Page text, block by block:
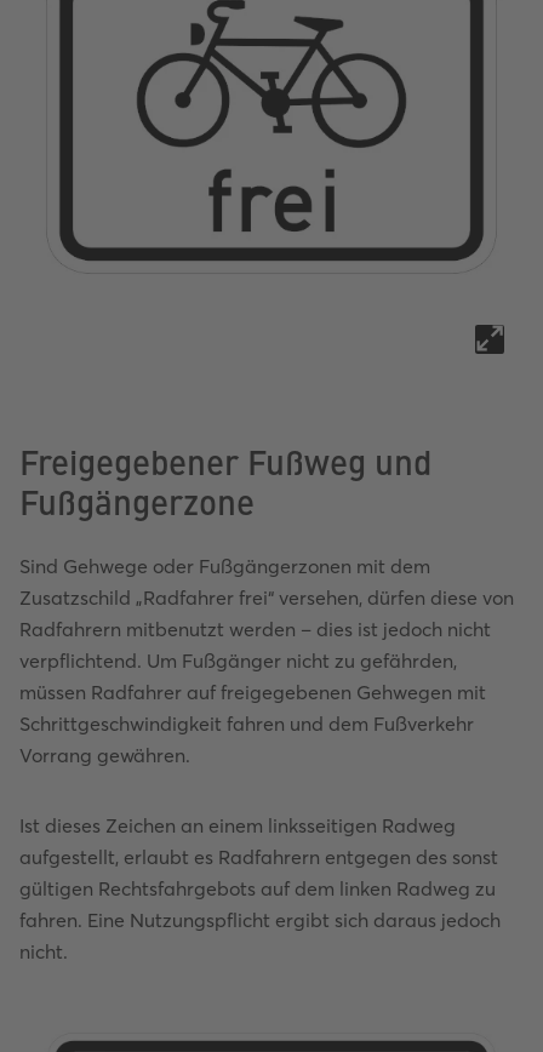
Freigegebener Fußweg und
Fußgängerzone
Sind Gehwege oder Fußgängerzonen mit dem
Zusatzschild „Radfahrer frei“ versehen, dürfen diese von
Radfahrern mitbenutzt werden – dies ist jedoch nicht
verpflichtend. Um Fußgänger nicht zu gefährden,
müssen Radfahrer auf freigegebenen Gehwegen mit
Schrittgeschwindigkeit fahren und dem Fußverkehr
Vorrang gewähren.
Ist dieses Zeichen an einem linksseitigen Radweg
aufgestellt, erlaubt es Radfahrern entgegen des sonst
gültigen Rechtsfahrgebots auf dem linken Radweg zu
fahren. Eine Nutzungspflicht ergibt sich daraus jedoch
nicht.